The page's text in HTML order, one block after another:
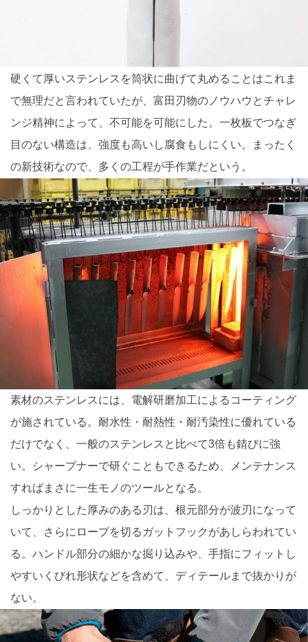
硬くて厚いステンレスを筒状に曲げて丸めることはこれま
で無理だと言われていたが、富田刃物のノウハウとチャレ
ンジ精神によって、不可能を可能にした。一枚板でつなぎ
目のない構造は、強度も高いし腐食もしにくい。まったく
の新技術なので、多くの工程が手作業だという。
素材のステンレスには、電解研磨加工によるコーティング
が施されている。耐水性・耐熱性・耐汚染性に優れている
だけでなく、一般のステンレスと比べて3倍も錆びに強
い。シャープナーで研ぐこともできるため、メンテナンス
すればまさに一生モノのツールとなる。
しっかりとした厚みのある刃は、根元部分が波刃になって
いて、さらにロープを切るガットフックがあしらわれてい
る。ハンドル部分の細かな掘り込みや、手指にフィットし
やすいくびれ形状などを含めて、ディテールまで抜かりが
ない。